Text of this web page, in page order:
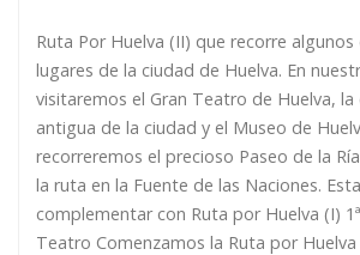
Ruta Por Huelva (II) que recorre
lugares de la ciudad de Huelva. En
visitaremos el Gran Teatro de Huelva, la
antigua de la ciudad y el Museo de
recorreremos el precioso Paseo de la
la ruta en la Fuente de las Naciones.
complementar con Ruta por Huelva (I)
Teatro Comenzamos la Ruta por Huelva